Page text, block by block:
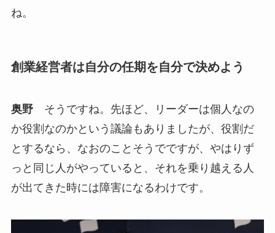
ね。
創業経営者は自分の任期を自分で決めよう
奥野そうですね。先ほど、リーダーは個人なの
か役割なのかという議論もありましたが、役割だ
とするなら、なおのことそうでですが、やはりず
っと同じ人がやっていると、それを乗り越える人
が出てきた時には障害になるわけです。